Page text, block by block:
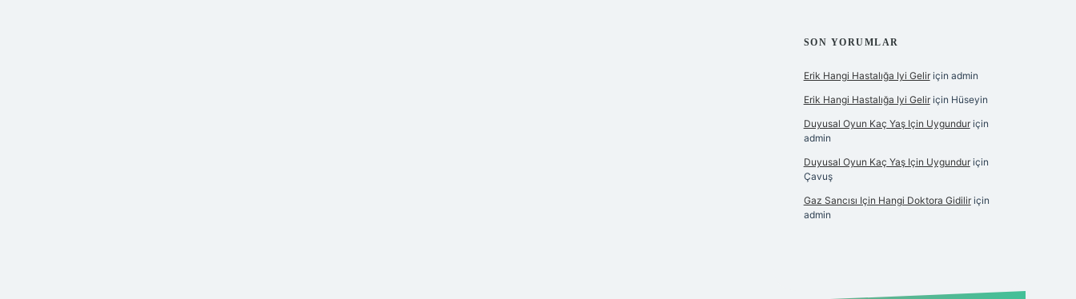
SON YORUMLAR
Erik Hangi Hastalığa Iyi Geliriçin admin
Erik Hangi Hastalığa Iyi Geliriçin Hüseyin
Duyusal Oyun Kaç Yaş Için Uygunduriçin
admin
Duyusal Oyun Kaç Yaş Için Uygunduriçin
Çavuş
Gaz Sancısı Için Hangi Doktora Gidiliriçin
admin